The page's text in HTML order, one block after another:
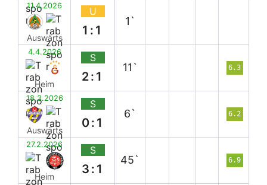
11.4.2026
Auswärts
U
1:1
1`
4.4.2026
Heim
S
2:1
11` 6.3
18.3.2026
Auswärts
S
0:1
6` 6.2
27.2.2026
Heim
S
3:1
45` 6.9